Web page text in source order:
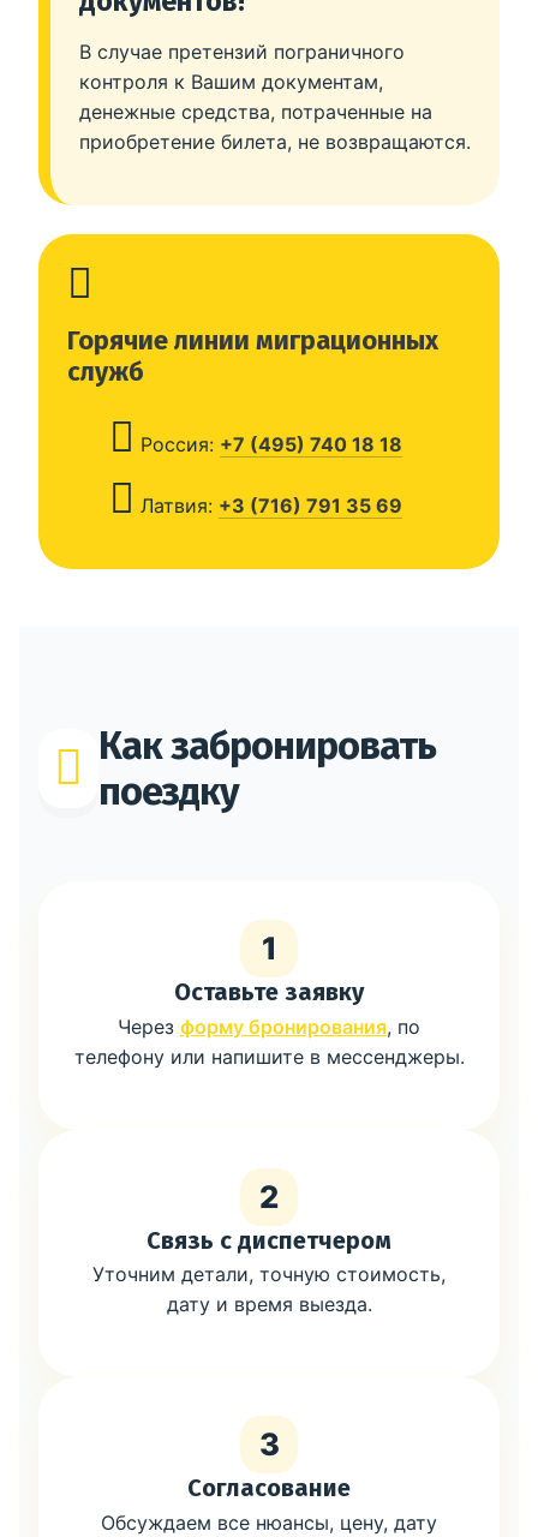
В случае претензий пограничного
контроля к Вашим документам,
денежные средства, потраченные на
приобретение билета, не возвращаются.
Горячие линии миграционных
служб
Россия: +7 (495) 740 18 18
Латвия: +3 (716) 791 35 69
Как забронировать
поездку
1
Оставьте заявку
Через форму бронирования, по
телефону или напишите в мессенджеры.
2
Связь с диспетчером
Уточним детали, точную стоимость,
дату и время выезда.
3
Согласование
Обсуждаем все нюансы, цену, дату